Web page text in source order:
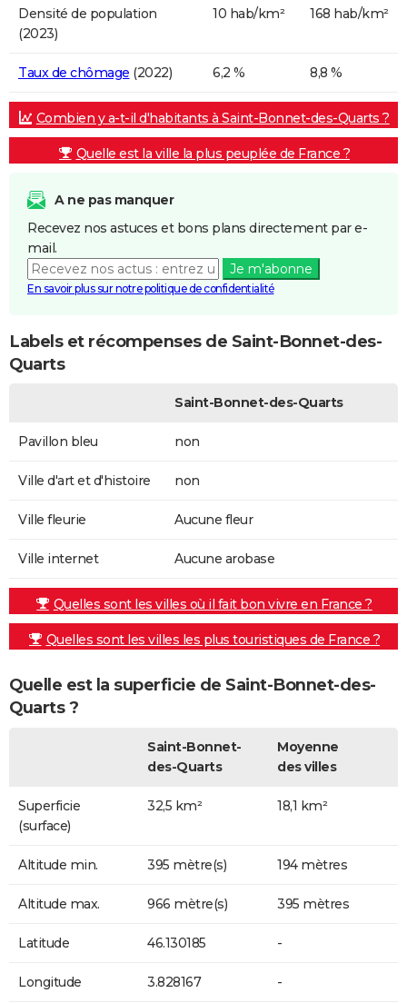
Densité de population
(2023)
10 hab/km² 168 hab/km²
Taux de chômage (2022) 6,2 % 8,8 %
Combien y a-t-il d'habitants à Saint-Bonnet-des-Quarts ?
Quelle est la ville la plus peuplée de France ?
A ne pas manquer
Recevez nos astuces et bons plans directement par e-
mail.
Je m'abonne
En savoir plus sur notre politique de confidentialité
Labels et récompenses de Saint-Bonnet-des-
Quarts
Saint-Bonnet-des-Quarts
Pavillon bleu non
Ville d'art et d'histoire non
Ville fleurie Aucune fleur
Ville internet Aucune arobase
Quelles sont les villes où il fait bon vivre en France ?
Quelles sont les villes les plus touristiques de France ?
Quelle est la superficie de Saint-Bonnet-des-
Quarts ?
Saint-Bonnet-
des-Quarts
Moyenne
des villes
Superficie
(surface)
32,5 km² 18,1 km²
Altitude min. 395 mètre(s) 194 mètres
Altitude max. 966 mètre(s) 395 mètres
Latitude 46.130185 -
Longitude 3.828167 -